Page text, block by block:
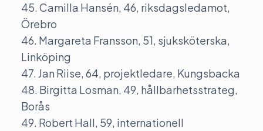
45. Camilla Hansén, 46, riksdagsledamot,
Örebro
46. Margareta Fransson, 51, sjuksköterska,
Linköping
47. Jan Riise, 64, projektledare, Kungsbacka
48. Birgitta Losman, 49, hållbarhetsstrateg,
Borås
49. Robert Hall, 59, internationell